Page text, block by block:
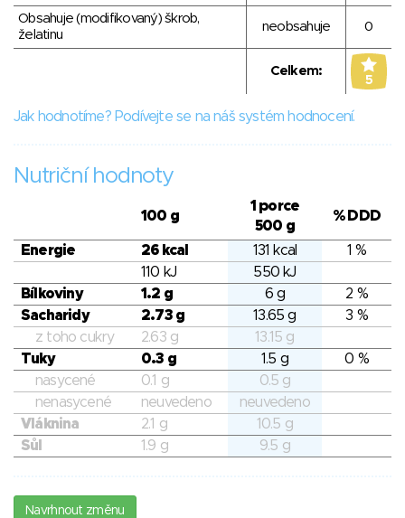
Obsahuje (modifikovaný) škrob,
želatinu
neobsahuje 0
Celkem:
5
Jak hodnotíme? Podívejte se na náš systém hodnocení.
Nutriční hodnoty
100 g
1 porce
500 g
% DDD
Energie 26 kcal 131 kcal
1 %
110 kJ
550 kJ
Bílkoviny
1.2 g 6 g
2 %
Sacharidy
2.73 g 13.65 g
3 %
z toho cukry
2.63 g
13.15 g
Tuky
0.3 g 1.5 g
0 %
nasycené
0.1 g
0.5 g
nenasycené
neuvedeno
neuvedeno
Vláknina
2.1 g
10.5 g
Sůl
1.9 g 9.5 g
Navrhnout změnu